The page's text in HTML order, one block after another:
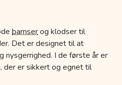
bamserog klodser til
Det er designet til at
nysgerrighed. I de første år er
er sikkert og egnet til